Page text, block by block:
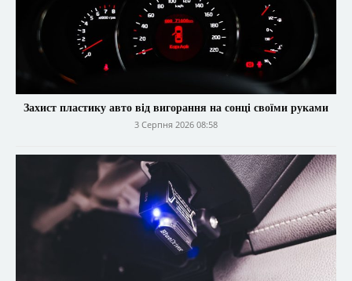
Захист пластику авто від вигорання на сонці своїми руками
3 Серпня 2026 08:58